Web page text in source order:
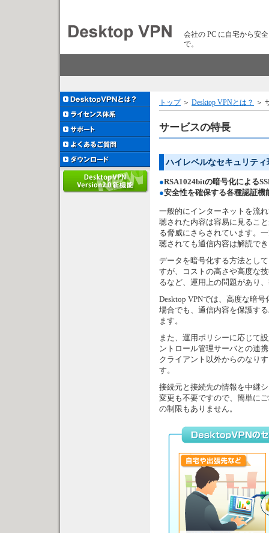
会社の PC に自宅から安
で。
トップ＞ Desktop VPNとは？ ＞
サービスの特長
ハイレベルなセキュリティ
●RSA1024bitの暗号化による
●安全性を確保する各種認証機
一般的にインターネットを流
聴された内容は容易に見るこ
る脅威にさらされています。
聴されても通信内容は解読で
データを暗号化する方法とし
すが、コストの高さや高度な
るなど、運用上の問題があり
Desktop VPNでは、高度な暗
場合でも、通信内容を保護す
ます。
また、運用ポリシーに応じて
ントロール管理サーバとの連
クライアント以外からのなり
す。
接続元と接続先の情報を中継
変更も不要ですので、簡単に
の制限もありません。